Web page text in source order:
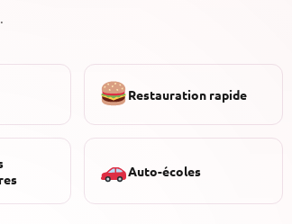
Restauration rapide
Auto-écoles